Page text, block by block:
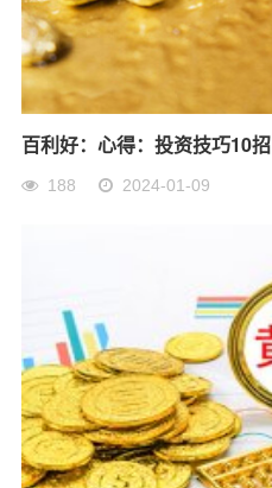
百利好：心得：投资技巧10招
188 2024-01-09